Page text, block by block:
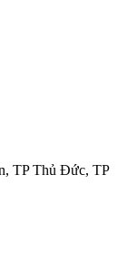
TP Thủ Đức, TP